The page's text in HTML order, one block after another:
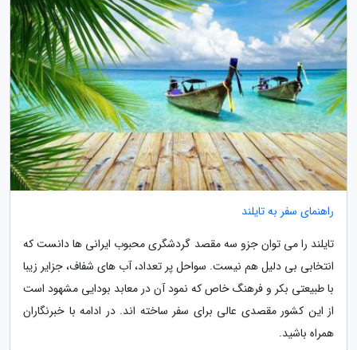
راهنمای سفر به تایلند
تایلند را می توان جزو سه مقصد گردشگری محبوب ایرانی ها دانست که
انتخابی بی دلیل هم نیست. سواحل پر تعداد، آب های شفاف، جزایر زیبا
با طبیعتی بکر و فرهنگ خاص که نمود آن در معابد بودایی مشهود است
از این کشور مقصدی عالی برای سفر ساخته اند. در ادامه با خبرنگاران
همراه باشید.